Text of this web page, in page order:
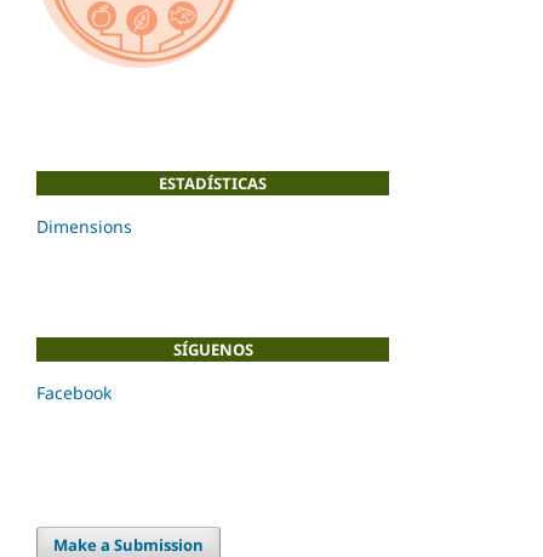
ESTADÍSTICAS
Dimensions
SÍGUENOS
Facebook
Make a Submission